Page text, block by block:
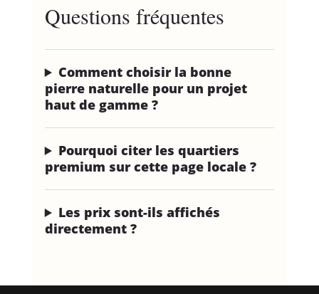
Questions fréquentes
Comment choisir la bonne
pierre naturelle pour un projet
haut de gamme ?
Pourquoi citer les quartiers
premium sur cette page locale ?
Les prix sont-ils affichés
directement ?